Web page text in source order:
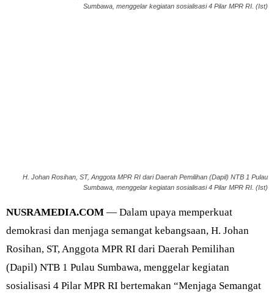
Sumbawa, menggelar kegiatan sosialisasi 4 Pilar MPR RI. (Ist)
H. Johan Rosihan, ST, Anggota MPR RI dari Daerah Pemilihan (Dapil) NTB 1 Pulau
Sumbawa, menggelar kegiatan sosialisasi 4 Pilar MPR RI. (Ist)
NUSRAMEDIA.COM — Dalam upaya memperkuat
demokrasi dan menjaga semangat kebangsaan, H. Johan
Rosihan, ST, Anggota MPR RI dari Daerah Pemilihan
(Dapil) NTB 1 Pulau Sumbawa, menggelar kegiatan
sosialisasi 4 Pilar MPR RI bertemakan “Menjaga Semangat